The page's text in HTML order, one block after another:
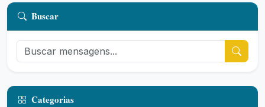
Buscar
Categorias